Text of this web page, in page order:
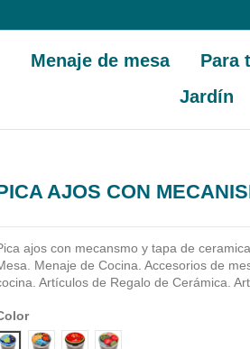
Menaje de mesa Para
Jardín
AJOS CON
ajos con mecansmo y tapa de
Menaje de Cocina. Accesorios de
Artículos de Regalo de Cerámica.
Diseño 1Diseño 2Diseño 3Diseño 4